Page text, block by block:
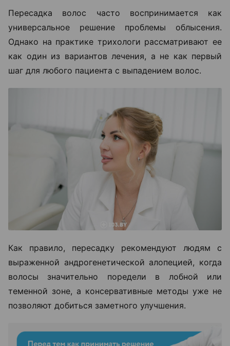
Пересадка волос часто воспринимается как
универсальное решение проблемы облысения.
Однако на практике трихологи рассматривают ее
как один из вариантов лечения, а не как первый
шаг для любого пациента с выпадением волос.
Как правило, пересадку рекомендуют людям с
выраженной андрогенетической алопецией, когда
волосы значительно поредели в лобной или
теменной зоне, а консервативные методы уже не
позволяют добиться заметного улучшения.